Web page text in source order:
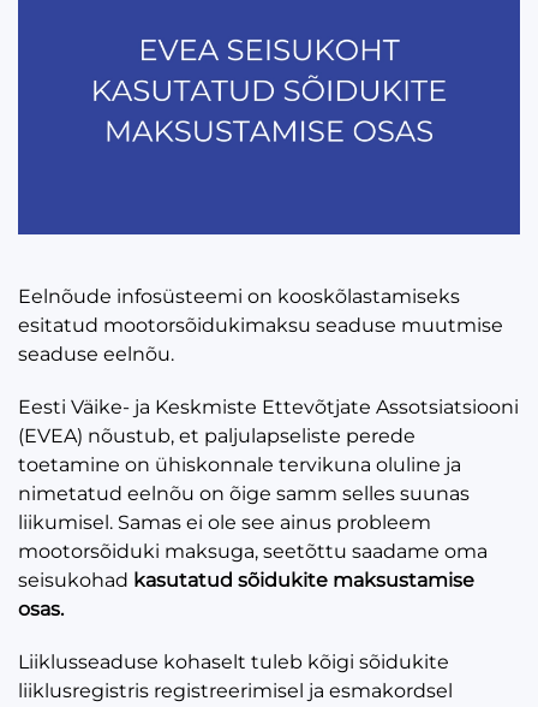
Eelnõude infosüsteemi on kooskõlastamiseks
esitatud mootorsõidukimaksu seaduse muutmise
seaduse eelnõu.
Eesti Väike- ja Keskmiste Ettevõtjate Assotsiatsiooni
(EVEA) nõustub, et paljulapseliste perede
toetamine on ühiskonnale tervikuna oluline ja
nimetatud eelnõu on õige samm selles suunas
liikumisel. Samas ei ole see ainus probleem
mootorsõiduki maksuga, seetõttu saadame oma
seisukohad kasutatud sõidukite maksustamise
osas.
Liiklusseaduse kohaselt tuleb kõigi sõidukite
liiklusregistris registreerimisel ja esmakordsel